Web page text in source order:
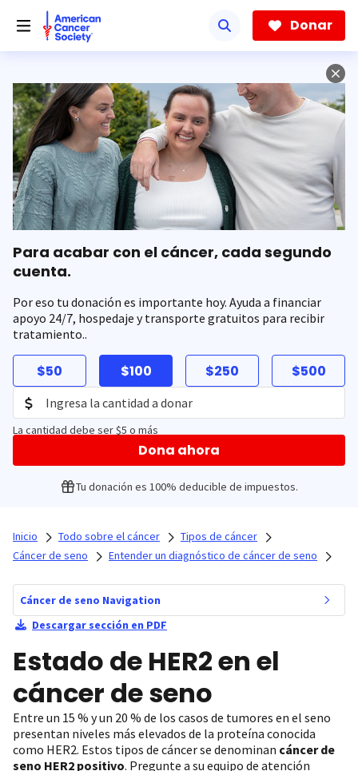
hacia
contenido
Donar
Para acabar con el cáncer, cada segundo
cuenta.
Por eso tu donación es importante hoy. Ayuda a financiar
apoyo 24/7, hospedaje y transporte gratuitos para recibir
tratamiento..
$50 $100 $250 $500
La cantidad debe ser $5 o más
Dona ahora
Tu donación es 100% deducible de impuestos.
Inicio Todo sobre el cáncer
Tipos de cáncer
Cáncer de seno
Entender un diagnóstico de cáncer de seno
Cáncer de seno Navigation
Descargar sección en PDF
Estado de HER2 en el
cáncer de seno
Entre un 15 % y un 20 % de los casos de tumores en el seno
presentan niveles más elevados de la proteína conocida
como HER2. Estos tipos de cáncer se denominan cáncer de
seno HER2 positivo. Pregunte a su equipo de atención